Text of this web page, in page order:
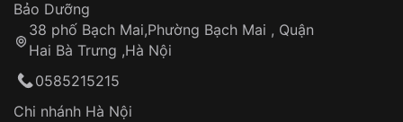
Thời gian tính từ khi xác nhận đơn hàng thành
công
Hotline: 0585 215 215
Sản phẩm đã bị:
Tự ý sửa chữa
thống VNLUX
Bảo Dưỡng
38 phố Bạch Mai,Phường Bạch Mai , Quận
Hai Bà Trưng ,Hà Nội
0585215215
Chi nhánh Hà Nội